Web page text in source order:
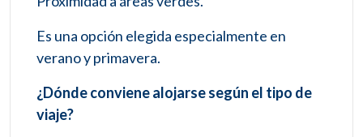
Es una opción elegida especialmente en
verano y primavera.
¿Dónde conviene alojarse según el tipo de
viaje?